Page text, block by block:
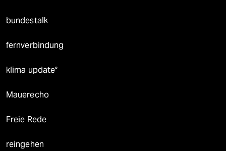
bundestalk
fernverbindung
klima update°
Mauerecho
Freie Rede
reingehen